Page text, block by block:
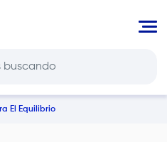
El Equilibrio